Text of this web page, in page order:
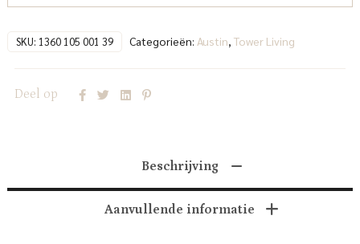
SKU: 1360 105 001 39 Categorieën: Austin, Tower Living
Deel op
Beschrijving
Aanvullende informatie